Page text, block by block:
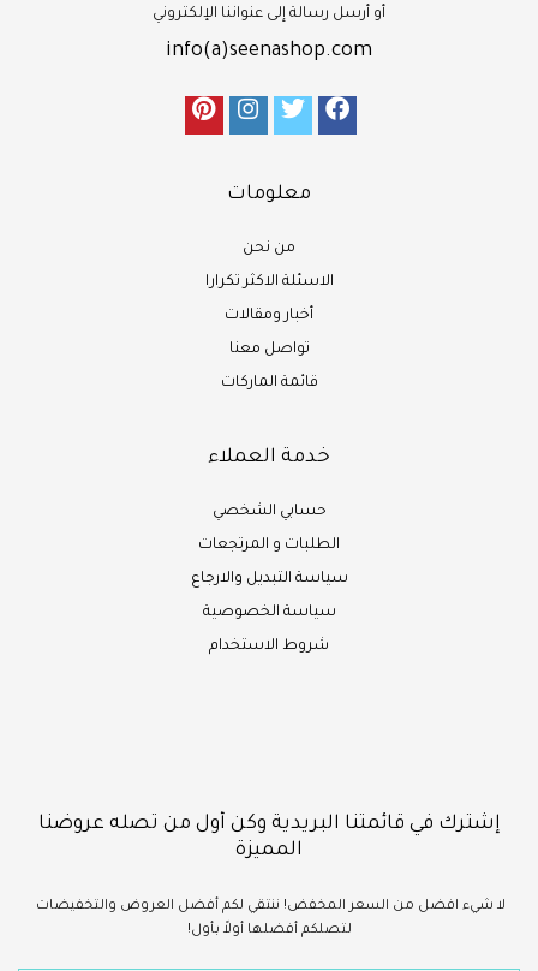
أو أرسل رسالة إلى عنواننا الإلكتروني
info(a)seenashop.com
معلومات
من نحن
الاسئلة الاكثر تكرارا
أخبار ومقالات
تواصل معنا
قائمة الماركات
خدمة العملاء
حسابي الشخصي
الطلبات و المرتجعات
سياسة التبديل والارجاع
سياسة الخصوصية
شروط الاستخدام
إشترك في قائمتنا البريدية وكن أول من تصله عروضنا
المميزة
لا شيء افضل من السعر المخفض! ننتقي لكم أفضل العروض والتخفيضات
لتصلكم أفضلها أولاً بأول!